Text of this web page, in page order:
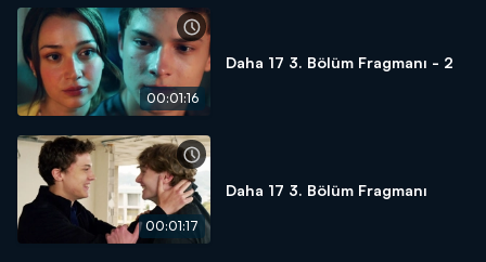
00:01:16
Daha 17 3. Bölüm Fragmanı - 2
00:01:17
Daha 17 3. Bölüm Fragmanı